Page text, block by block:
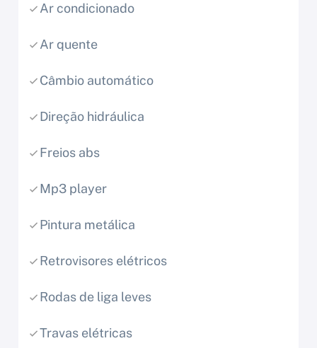
Ar condicionado
Ar quente
Câmbio automático
Direção hidráulica
Freios abs
Mp3 player
Pintura metálica
Retrovisores elétricos
Rodas de liga leves
Travas elétricas